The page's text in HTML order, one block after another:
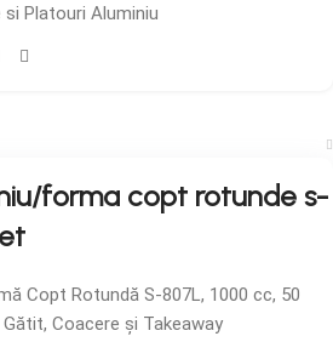
si Platouri Aluminiu
forma copt rotunde s-
Copt Rotundă S-807L, 1000 cc, 50
Coacere și Takeaway